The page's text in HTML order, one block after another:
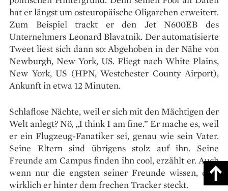
hat er längst um osteuropäische Oligarchen erweitert.
Zum Beispiel trackt er den Jet N600EB des
Unternehmers Leonard Blavatnik. Der automatisierte
Tweet liest sich dann so: Abgehoben in der Nähe von
Newburgh, New York, US. Fliegt nach White Plains,
New York, US (HPN, Westchester County Airport),
Ankunft in etwa 12 Minuten.
Schlaflose Nächte, weil er sich mit den Mächtigen der
Welt anlegt? Nö, „I think I am fine.” Er mache es, weil
er ein Flugzeug-Fanatiker sei, genau wie sein Vater.
Seine Eltern sind übrigens stolz auf ihn. Seine
Freunde am Campus finden ihn cool, erzählt er. Auch
wenn nur die engsten seiner Freunde wissen, dass
wirklich er hinter dem frechen Tracker steckt.